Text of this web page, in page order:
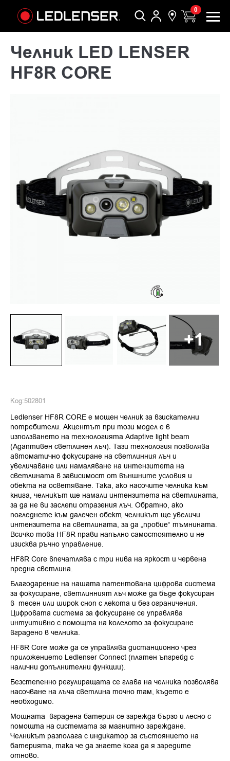
0
Челник LED LENSER
HF8R CORE
+1
Код:502801
Ledlenser HF8R CORE е мощен челник за взискателни
потребители. Акцентът при този модел е в
използването на технологията Adaptive light beam
(Адаптивен светлинен лъч). Тази технология позволява
автоматично фокусиране на светлинния лъч и
увеличаване или намаляване на интензитета на
светлината в зависимост от външните условия и
обекта на осветяване. Така, ако насочите челника към
книга, челникът ще намали интензитета на светлината,
за да не ви заслепи отразения лъч. Обратно, ако
погледнете към далечен обект, челникът ще увеличи
интензитета на светлината, за да „пробие“ тъмнината.
Всичко това HF8R прави напълно самостоятелно и не
изисква ръчно управление.
HF8R Core впечатлява с три нива на яркост и червена
предна светлина.
Благодарение на нашата патентована цифрова система
за фокусиране, светлинният лъч може да бъде фокусиран
в тесен или широк сноп с лекота и без ограничения.
Цифровата система за фокусиране се управлява
интуитивно с помощта на колелото за фокусиране
вградено в челника.
HF8R Core може да се управлява дистанционно чрез
приложението Ledlenser Connect (платен ъпгрейд с
налични допълнителни функции).
Безстепенно регулиращата се глава на челника позволява
насочване на лъча светлина точно там, където е
необходимо.
Мощната вградена батерия се зарежда бързо и лесно с
помощта на системата за магнитно зареждане.
Челникът разполага с индикатор за състоянието на
батерията, така че да знаете кога да я заредите
отново.